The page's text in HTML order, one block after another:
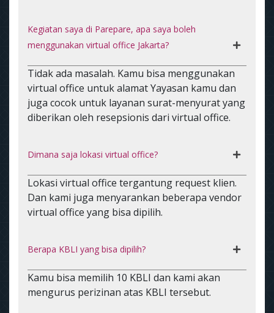
Kegiatan saya di Parepare, apa saya boleh
menggunakan virtual office Jakarta?
Tidak ada masalah. Kamu bisa menggunakan
virtual office untuk alamat Yayasan kamu dan
juga cocok untuk layanan surat-menyurat yang
diberikan oleh resepsionis dari virtual office.
Dimana saja lokasi virtual office?
Lokasi virtual office tergantung request klien.
Dan kami juga menyarankan beberapa vendor
virtual office yang bisa dipilih.
Berapa KBLI yang bisa dipilih?
Kamu bisa memilih 10 KBLI dan kami akan
mengurus perizinan atas KBLI tersebut.